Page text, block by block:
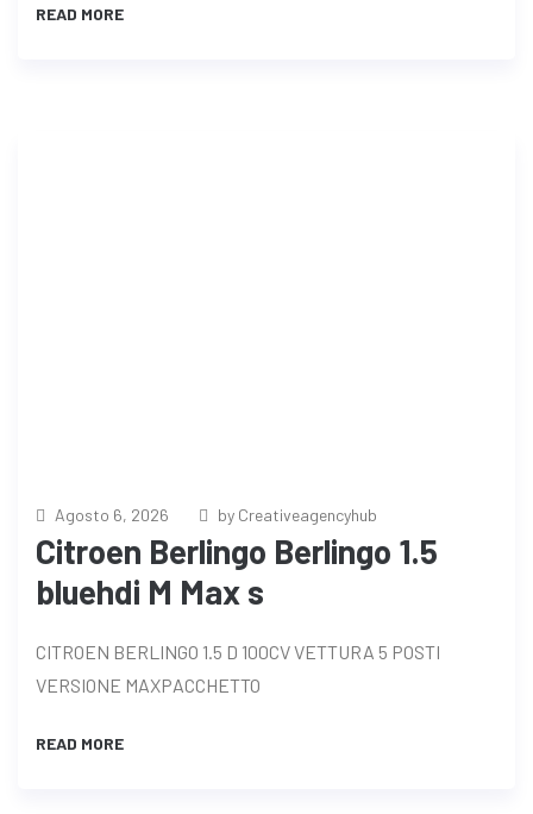
READ MORE
Agosto 6, 2026 by Creativeagencyhub
Citroen Berlingo Berlingo 1.5
bluehdi M Max s
CITROEN BERLINGO 1.5 D 100CV VETTURA 5 POSTI
VERSIONE MAXPACCHETTO
READ MORE